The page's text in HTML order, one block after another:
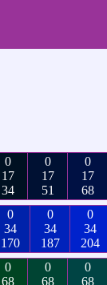
0
17
34
0
17
51
0
17
68
0
34
170
0
34
187
0
34
204
0
68
0
68
0
68